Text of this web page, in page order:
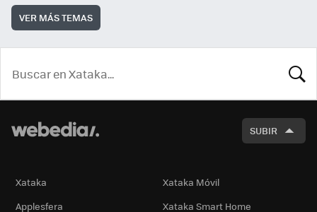
VER MÁS TEMAS
SUBIR
Xataka
Xataka Móvil
Applesfera
Xataka Smart Home